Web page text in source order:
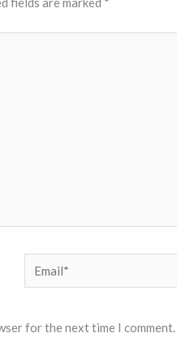
Email*
for the next time I comment.